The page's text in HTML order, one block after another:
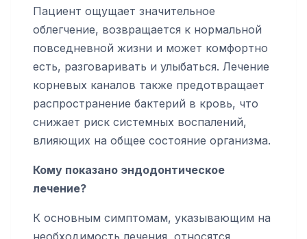
Пациент ощущает значительное
облегчение, возвращается к нормальной
повседневной жизни и может комфортно
есть, разговаривать и улыбаться. Лечение
корневых каналов также предотвращает
распространение бактерий в кровь, что
снижает риск системных воспалений,
влияющих на общее состояние организма.
Кому показано эндодонтическое
лечение?
К основным симптомам, указывающим на
необходимость лечения, относятся